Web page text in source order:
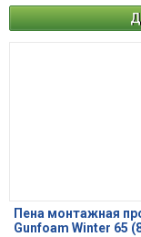
Пена монтажная
Gunfoam Winter 65